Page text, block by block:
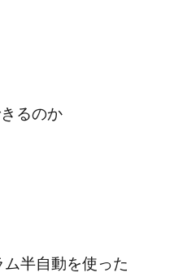
るのか
半自動を使った